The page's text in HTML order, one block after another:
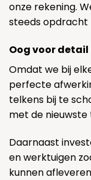
onze rekening.
steeds
Oog voor detail
Omdat we bij
perfecte
telkens bij te
met de nieuwste
Daarnaast
en werktuigen
kunnen